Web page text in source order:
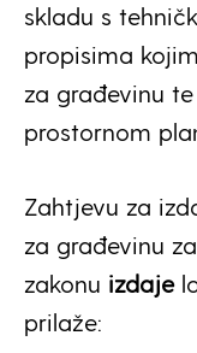
skladu s
propisima
za građevinu
prostornom
Zahtjevu za
za građevinu
zakonu izdaje
prilaže: